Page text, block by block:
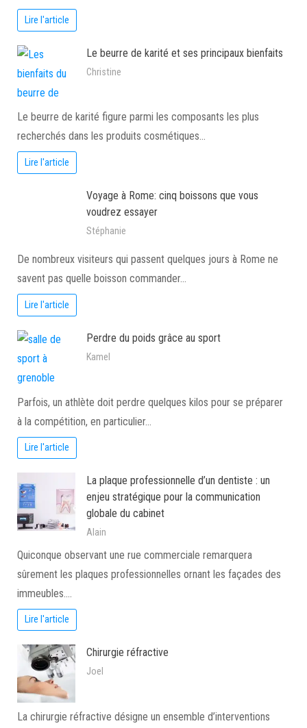
Lire l'article
Le beurre de karité et ses principaux bienfaits
Christine
Le beurre de karité figure parmi les composants les plus
recherchés dans les produits cosmétiques…
Lire l'article
Voyage à Rome: cinq boissons que vous
voudrez essayer
Stéphanie
De nombreux visiteurs qui passent quelques jours à Rome ne
savent pas quelle boisson commander…
Lire l'article
Perdre du poids grâce au sport
Kamel
Parfois, un athlète doit perdre quelques kilos pour se préparer
à la compétition, en particulier…
Lire l'article
La plaque professionnelle d’un dentiste : un
enjeu stratégique pour la communication
globale du cabinet
Alain
Quiconque observant une rue commerciale remarquera
sûrement les plaques professionnelles ornant les façades des
immeubles.…
Lire l'article
Chirurgie réfractive
Joel
La chirurgie réfractive désigne un ensemble d’interventions